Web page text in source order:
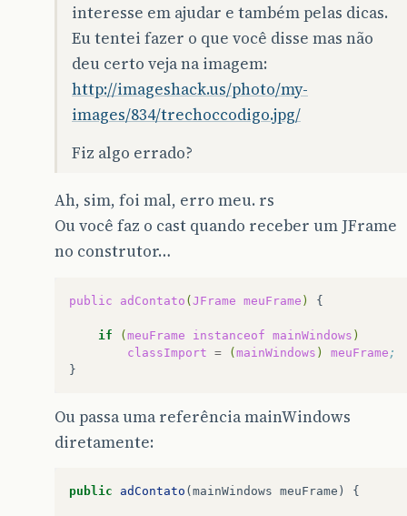
interesse em ajudar e também pelas dicas.
Eu tentei fazer o que você disse mas não
deu certo veja na imagem:
http://imageshack.us/photo/my-
images/834/trechoccodigo.jpg/
Fiz algo errado?
Ah, sim, foi mal, erro meu. rs
Ou você faz o cast quando receber um JFrame
no construtor…
public adContato ( JFrame meuFrame ) {
if ( meuFrame instanceof mainWindows )
classImport = ( mainWindows ) meuFrame ;
Ou passa uma referência mainWindows
diretamente:
public adContato ( mainWindows meuFrame ) {